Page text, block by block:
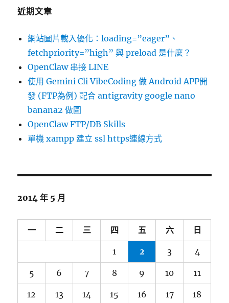
近期文章
網站圖片載入優化：loading=”eager”、
fetchpriority=”high” 與 preload 是什麼？
OpenClaw 串接 LINE
使用 Gemini Cli VibeCoding 做 Android APP開
發 (FTP為例) 配合 antigravity google nano
banana2 做圖
OpenClaw FTP/DB Skills
單機 xampp 建立 ssl https連線方式
2014 年 5 月
一 二 三 四 五 六 日
1 2 3 4
5 6 7 8 9 10 11
12 13 14 15 16 17 18